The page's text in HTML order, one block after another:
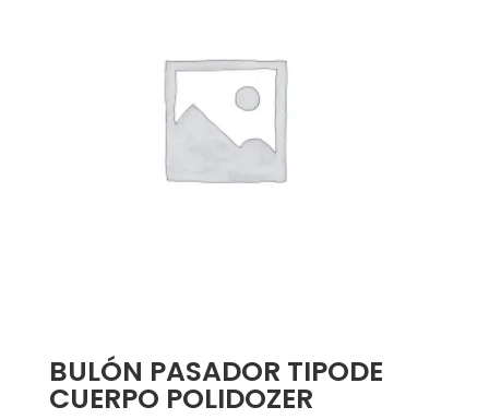
BULÓN PASADOR TIPODE
CUERPO POLIDOZER